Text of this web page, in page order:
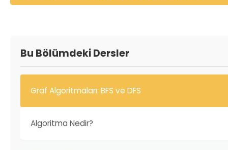
Bu Bölümdeki Dersler
Graf Algoritmaları: BFS ve DFS
Algoritma Nedir?